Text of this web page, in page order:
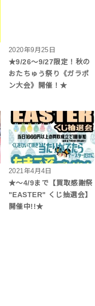
2020年9月25日
★9/26～9/27限定！秋の
おたちゅう祭り《ガラポ
ン大会》開催！★
2021年4月4日
★～4/9まで【買取感謝祭
"EASTER" くじ抽選会】
開催中!!★